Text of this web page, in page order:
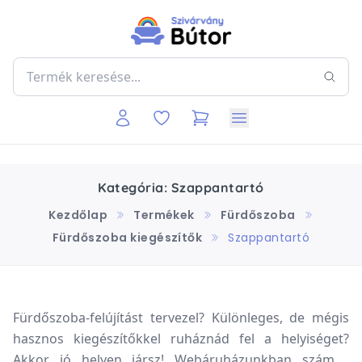
Kategória: Szappantartó
Kezdőlap
Termékek
Fürdőszoba
Fürdőszoba kiegészítők
Szappantartó
Fürdőszoba-felújítást tervezel? Különleges, de mégis
hasznos kiegészítőkkel ruháznád fel a helyiséget?